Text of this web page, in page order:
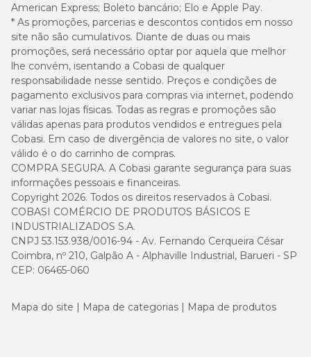
American Express; Boleto bancário; Elo e Apple Pay.
* As promoções, parcerias e descontos contidos em nosso
site não são cumulativos. Diante de duas ou mais
promoções, será necessário optar por aquela que melhor
lhe convém, isentando a Cobasi de qualquer
responsabilidade nesse sentido. Preços e condições de
pagamento exclusivos para compras via internet, podendo
variar nas lojas físicas. Todas as regras e promoções são
válidas apenas para produtos vendidos e entregues pela
Cobasi. Em caso de divergência de valores no site, o valor
válido é o do carrinho de compras.
COMPRA SEGURA. A Cobasi garante segurança para suas
informações pessoais e financeiras.
Copyright 2026. Todos os direitos reservados à Cobasi.
COBASI COMÉRCIO DE PRODUTOS BÁSICOS E
INDUSTRIALIZADOS S.A.
CNPJ 53.153.938/0016-94 - Av. Fernando Cerqueira César
Coimbra, nº 210, Galpão A - Alphaville Industrial, Barueri - SP
CEP: 06465-060
Mapa do site Mapa de categorias Mapa de produtos